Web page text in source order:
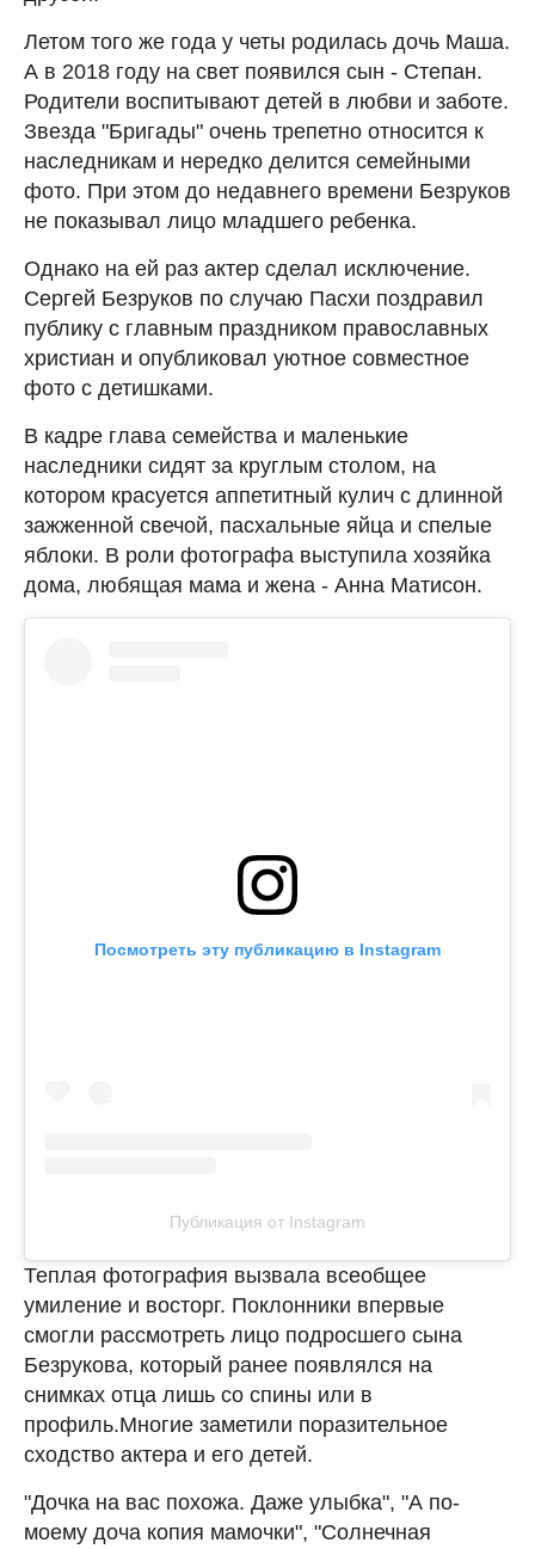
Летом того же года у четы родилась дочь Маша.
А в 2018 году на свет появился сын - Степан.
Родители воспитывают детей в любви и заботе.
Звезда "Бригады" очень трепетно относится к
наследникам и нередко делится семейными
фото. При этом до недавнего времени Безруков
не показывал лицо младшего ребенка.
Однако на ей раз актер сделал исключение.
Сергей Безруков по случаю Пасхи поздравил
публику с главным праздником православных
христиан и опубликовал уютное совместное
фото с детишками.
В кадре глава семейства и маленькие
наследники сидят за круглым столом, на
котором красуется аппетитный кулич с длинной
зажженной свечой, пасхальные яйца и спелые
яблоки. В роли фотографа выступила хозяйка
дома, любящая мама и жена - Анна Матисон.
Посмотреть эту публикацию в Instagram
Публикация от Instagram
Теплая фотография вызвала всеобщее
умиление и восторг. Поклонники впервые
смогли рассмотреть лицо подросшего сына
Безрукова, который ранее появлялся на
снимках отца лишь со спины или в
профиль.Многие заметили поразительное
сходство актера и его детей.
"Дочка на вас похожа. Даже улыбка", "А по-
моему доча копия мамочки", "Солнечная